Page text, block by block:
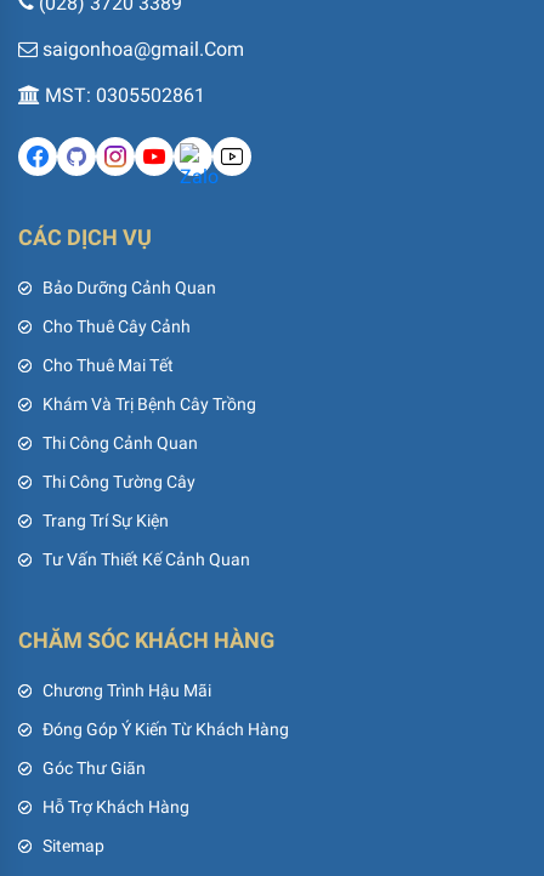
saigonhoa@gmail.Com
MST: 0305502861
CÁC DỊCH VỤ
Bảo Dưỡng Cảnh Quan
Cho Thuê Cây Cảnh
Cho Thuê Mai Tết
Khám Và Trị Bệnh Cây Trồng
Thi Công Cảnh Quan
Thi Công Tường Cây
Trang Trí Sự Kiện
Tư Vấn Thiết Kế Cảnh Quan
CHĂM SÓC KHÁCH HÀNG
Chương Trình Hậu Mãi
Đóng Góp Ý Kiến Từ Khách Hàng
Góc Thư Giãn
Hỗ Trợ Khách Hàng
Sitemap